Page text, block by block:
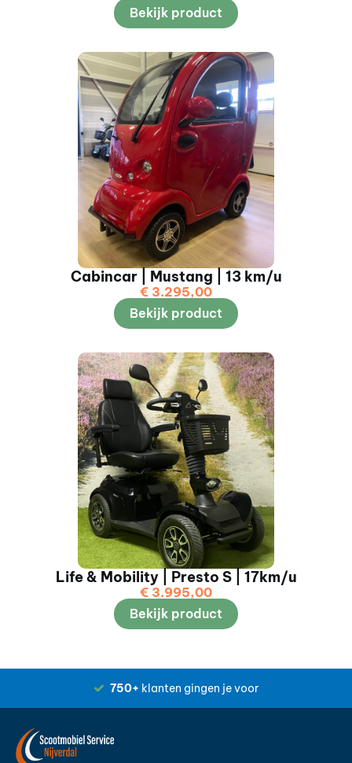
Bekijk product
Cabincar | Mustang | 13 km/u
€ 3.295,00
Bekijk product
Life & Mobility | Presto S | 17km/u
€ 3.995,00
Bekijk product
750+ klanten gingen je voor